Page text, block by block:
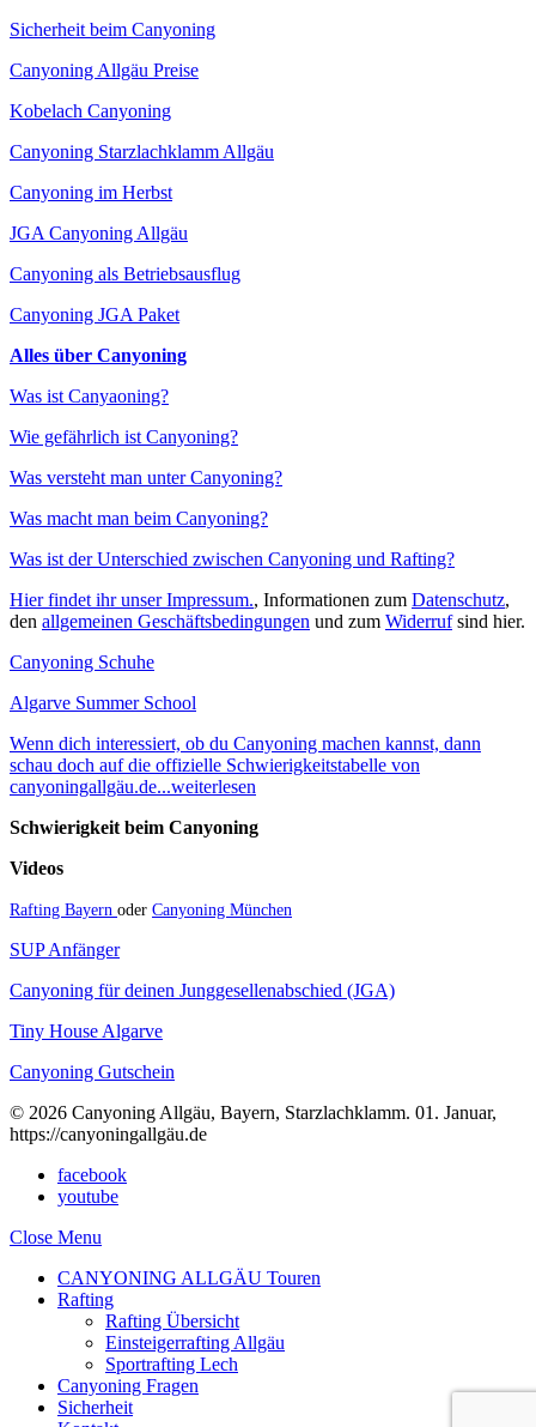
Sicherheit beim Canyoning
Canyoning Allgäu Preise
Kobelach Canyoning
Canyoning Starzlachklamm Allgäu
Canyoning im Herbst
JGA Canyoning Allgäu
Canyoning als Betriebsausflug
Canyoning JGA Paket
Alles über Canyoning
Was ist Canyaoning?
Wie gefährlich ist Canyoning?
Was versteht man unter Canyoning?
Was macht man beim Canyoning?
Was ist der Unterschied zwischen Canyoning und Rafting?
Hier findet ihr unser Impressum., Informationen zum Datenschutz,
den allgemeinen Geschäftsbedingungen und zum Widerrufsind hier.
Canyoning Schuhe
Algarve Summer School
Wenn dich interessiert, ob du Canyoning machen kannst, dann
schau doch auf die offizielle Schwierigkeitstabelle von
canyoningallgäu.de...weiterlesen
Schwierigkeit beim Canyoning
Videos
Rafting Bayern oder Canyoning München
SUP Anfänger
Canyoning für deinen Junggesellenabschied (JGA)
Tiny House Algarve
Canyoning Gutschein
© 2026 Canyoning Allgäu, Bayern, Starzlachklamm. 01. Januar,
https://canyoningallgäu.de
facebook
youtube
Close Menu
CANYONING ALLGÄU Touren
Rafting
Rafting Übersicht
Einsteigerrafting Allgäu
Sportrafting Lech
Canyoning Fragen
Sicherheit